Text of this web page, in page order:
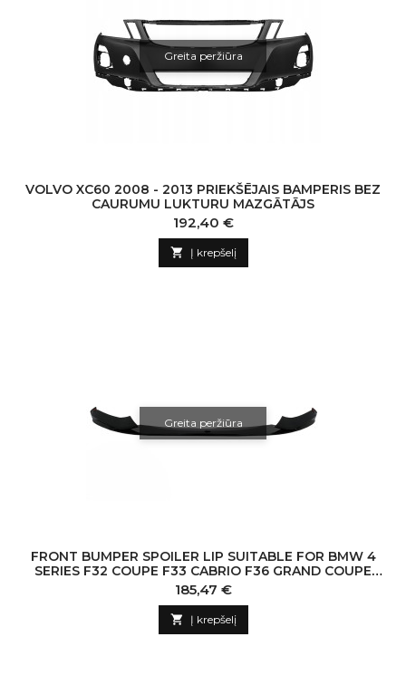
Greita peržiūra
VOLVO XC60 2008 - 2013 PRIEKŠĒJAIS BAMPERIS BEZ
CAURUMU LUKTURU MAZGĀTĀJS
Kaina
192,40 €
 Į krepšelį
Greita peržiūra
FRONT BUMPER SPOILER LIP SUITABLE FOR BMW 4
SERIES F32 COUPE F33 CABRIO F36 GRAND COUPE
(2013-03.2019) M DESIGN PIANO BLACK
Kaina
185,47 €
 Į krepšelį